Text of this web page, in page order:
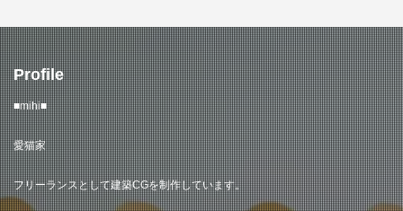
Profile
■mihi■
愛猫家
フリーランスとして建築CGを制作しています。